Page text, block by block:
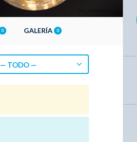
0 GALERÍA 0
— TODO —